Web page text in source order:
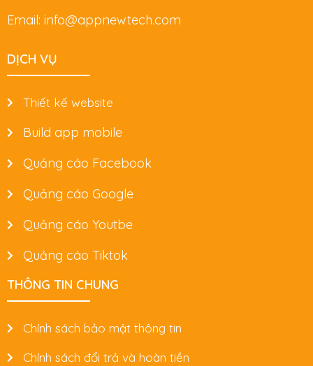
Email: info@appnewtech.com
DỊCH VỤ
Thiết kế website
Build app mobile
Quảng cáo Facebook
Quảng cáo Google
Quảng cáo Youtbe
Quảng cáo Tiktok
THÔNG TIN CHUNG
Chính sách bảo mật thông tin
Chính sách đổi trả và hoàn tiền